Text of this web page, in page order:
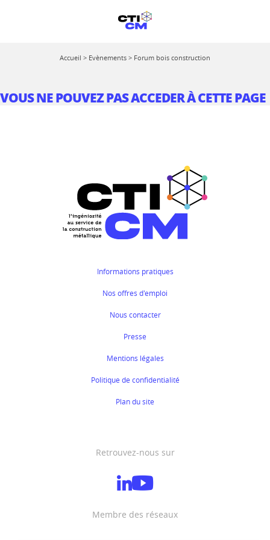
Accueil > Evènements > Forum bois construction
VOUS NE POUVEZ PAS ACCEDER À CETTE PAGE
Informations pratiques
Nos offres d'emploi
Nous contacter
Presse
Mentions légales
Politique de confidentialité
Plan du site
Retrouvez-nous sur
Membre des réseaux